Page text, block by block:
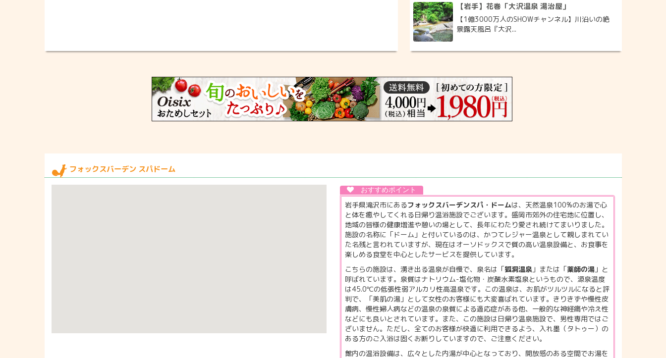
【岩手】花巻「大沢温泉 湯治屋」
【1億3000万人のSHOWチャンネル】川沿いの絶
景露天風呂『大沢...
フォックスバーデン スパドーム
岩手県滝沢市にあるフォックスバーデンスパ・ドームは、天然温泉100%のお湯で心
と体を癒やしてくれる日帰り温浴施設でございます。盛岡市郊外の住宅地に位置し、
地域の皆様の健康増進や憩いの場として、長年にわたり愛され続けてまいりました。
施設の名称に「ドーム」と付いているのは、かつてレジャー温泉として親しまれてい
た名残と言われていますが、現在はオーソドックスで質の高い温泉設備と、お食事を
楽しめる食堂を中心としたサービスを提供しています。
こちらの施設は、湧き出る温泉が自慢で、泉名は「狐洞温泉 」または「薬師の湯 」と
呼ばれています。泉質はナトリウム-塩化物・炭酸水素塩泉というもので、源泉温度
は45.0℃の低張性弱アルカリ性高温泉です。この温泉は、お肌がツルツルになると評
判で、「美肌の湯」として女性のお客様にも大変喜ばれています。きりきずや慢性皮
膚病、慢性婦人病などの温泉の泉質による適応症がある他、一般的な神経痛や冷え性
などにも良いとされています。また、この施設は日帰り温泉施設で、男性専用ではご
ざいません。ただし、全てのお客様が快適に利用できるよう、入れ墨（タトゥー）の
ある方のご入浴は固くお断りしていますので、ご注意ください。
館内の温浴設備は、広々とした内湯が中心となっており、開放感のある空間でお湯を